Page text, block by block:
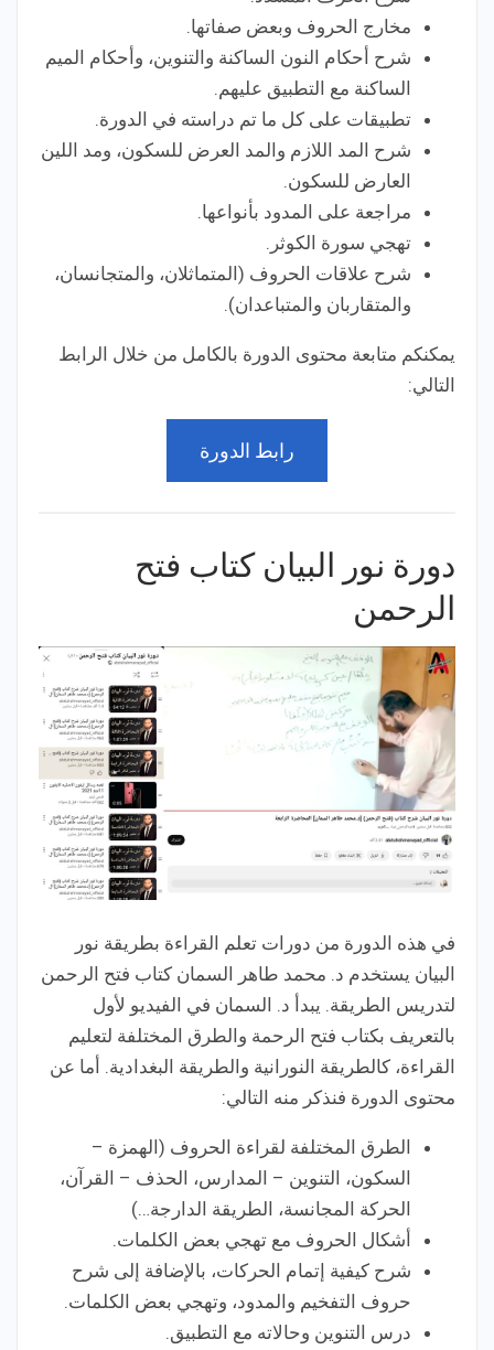
مخارج الحروف وبعض صفاتها.
شرح أحكام النون الساكنة والتنوين، وأحكام الميم
الساكنة مع التطبيق عليهم.
تطبيقات على كل ما تم دراسته في الدورة.
شرح المد اللازم والمد العرض للسكون، ومد اللين
العارض للسكون.
مراجعة على المدود بأنواعها.
تهجي سورة الكوثر.
شرح علاقات الحروف (المتماثلان، والمتجانسان،
والمتقاربان والمتباعدان).
يمكنكم متابعة محتوى الدورة بالكامل من خلال الرابط
التالي:
رابط الدورة
دورة نور البيان كتاب فتح
الرحمن
في هذه الدورة من دورات تعلم القراءة بطريقة نور
البيان يستخدم د. محمد طاهر السمان كتاب فتح الرحمن
لتدريس الطريقة. يبدأ د. السمان في الفيديو لأول
بالتعريف بكتاب فتح الرحمة والطرق المختلفة لتعليم
القراءة، كالطريقة النورانية والطريقة البغدادية. أما عن
محتوى الدورة فنذكر منه التالي:
الطرق المختلفة لقراءة الحروف (الهمزة –
السكون، التنوين – المدارس، الحذف – القرآن،
الحركة المجانسة، الطريقة الدارجة…)
أشكال الحروف مع تهجي بعض الكلمات.
شرح كيفية إتمام الحركات، بالإضافة إلى شرح
حروف التفخيم والمدود، وتهجي بعض الكلمات.
درس التنوين وحالاته مع التطبيق.